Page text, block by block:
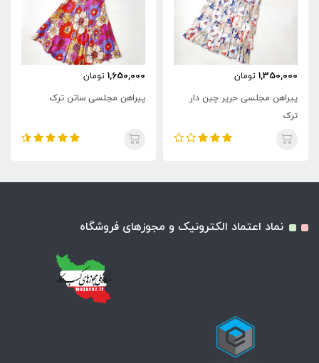
1,350,000 تومان
پیراهن مجلسی حریر چین دار
ترک
1,650,000 تومان
پیراهن مجلسی ساتن ترک
نماد اعتماد الکترونیک و مجوزهای فروشگاه